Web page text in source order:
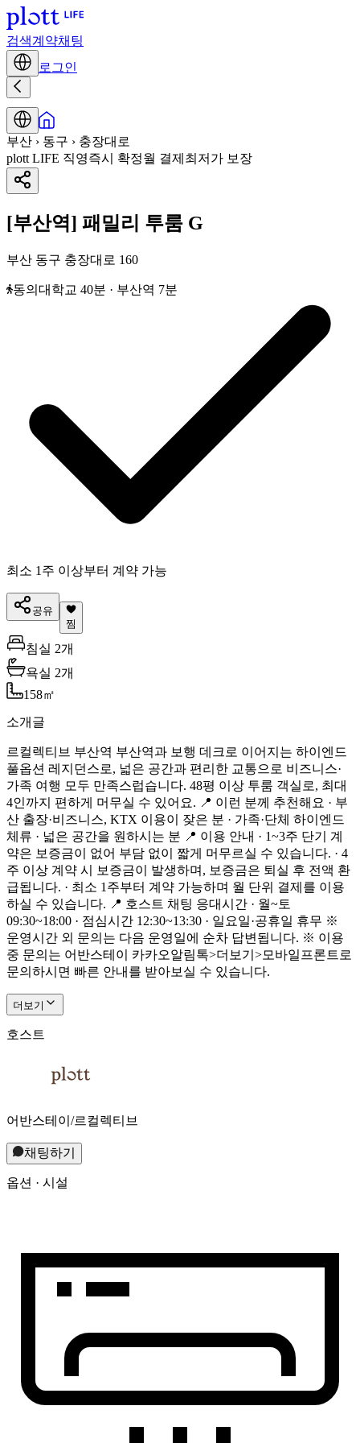
검색계약채팅
로그인
부산 › 동구 › 충장대로
plott LIFE 직영즉시 확정월 결제 최저가 보장
[부산역] 패밀리 투룸 G
부산 동구 충장대로 160
동의대학교 40분 · 부산역 7분
최소 1주 이상부터 계약 가능
공유
찜
침실 2개
욕실 2개
158㎡
소개글
르컬렉티브 부산역 부산역과 보행 데크로 이어지는 하이엔드
풀옵션 레지던스로, 넓은 공간과 편리한 교통으로 비즈니스·
가족 여행 모두 만족스럽습니다. 48평 이상 투룸 객실로, 최대
4인까지 편하게 머무실 수 있어요. 📍 이런 분께 추천해요 · 부
산 출장·비즈니스, KTX 이용이 잦은 분 · 가족·단체 하이엔드
체류 · 넓은 공간을 원하시는 분 📍 이용 안내 · 1~3주 단기 계
약은 보증금이 없어 부담 없이 짧게 머무르실 수 있습니다. · 4
주 이상 계약 시 보증금이 발생하며, 보증금은 퇴실 후 전액 환
급됩니다. · 최소 1주부터 계약 가능하며 월 단위 결제를 이용
하실 수 있습니다. 📍 호스트 채팅 응대시간 · 월~토
09:30~18:00 · 점심시간 12:30~13:30 · 일요일·공휴일 휴무 ※
운영시간 외 문의는 다음 운영일에 순차 답변됩니다. ※ 이용
중 문의는 어반스테이 카카오알림톡>더보기>모바일프론트로
문의하시면 빠른 안내를 받아보실 수 있습니다.
더보기
호스트
어반스테이/르컬렉티브
채팅하기
옵션 · 시설